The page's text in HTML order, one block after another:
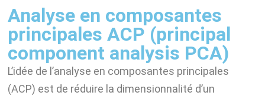
Analyse en composantes
principales ACP (principal
component analysis PCA)
L’idée de l’analyse en composantes principales
(ACP) est de réduire la dimensionnalité d’un